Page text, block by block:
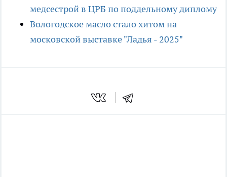
медсестрой в ЦРБ по поддельному диплому
Вологодское масло стало хитом на
московской выставке "Ладья - 2025"